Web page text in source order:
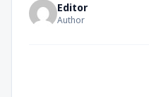
Editor
Author